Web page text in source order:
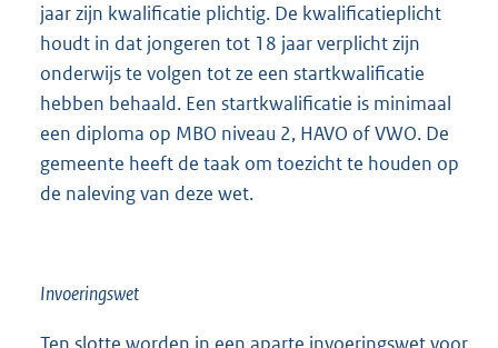
jaar zijn kwalificatie plichtig. De kwalificatieplicht
houdt in dat jongeren tot 18 jaar verplicht zijn
onderwijs te volgen tot ze een startkwalificatie
hebben behaald. Een startkwalificatie is minimaal
een diploma op MBO niveau 2, HAVO of VWO. De
gemeente heeft de taak om toezicht te houden op
de naleving van deze wet.
Invoeringswet